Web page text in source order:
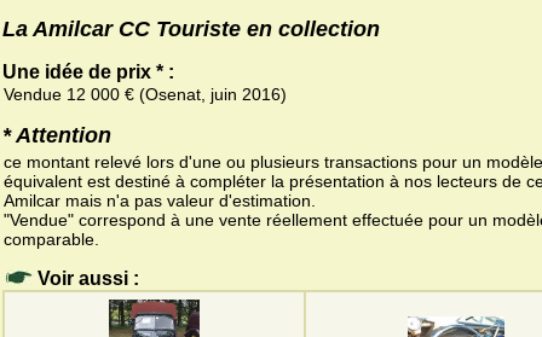
La Amilcar CC Touriste en collection
Une idée de prix * :
Vendue 12 000 € (Osenat, juin 2016)
* Attention
ce montant relevé lors d'une ou plusieurs transactions pour un modèle
équivalent est destiné à compléter la présentation à nos lecteurs de
Amilcar mais n'a pas valeur d'estimation.
"Vendue" correspond à une vente réellement effectuée pour un
comparable.
Voir aussi :